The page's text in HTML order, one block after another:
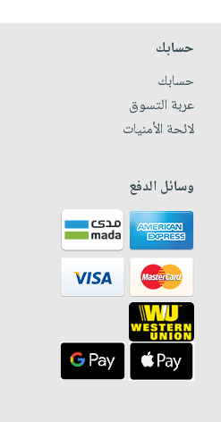
حسابك
حسابك
عربة التسوق
لائحة الأمنيات
وسائل الدفع